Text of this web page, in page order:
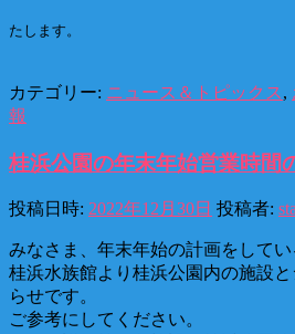
たします。
カテゴリー: ニュース＆トピックス,
報
桂浜公園の年末年始営業時間
投稿日時: 2022年12月30日 投稿者:
みなさま、年末年始の計画をしてい
桂浜水族館より桂浜公園内の施設
らせです。
ご参考にしてください。